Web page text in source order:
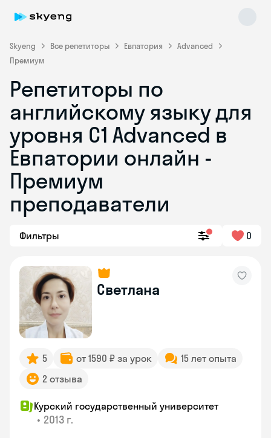
Skyeng Все репетиторы Евпатория
Advanced
Премиум
Репетиторы по
английскому языку для
уровня C1 Advanced в
Евпатории онлайн -
Премиум
преподаватели
Фильтры 0
Светлана
5 от 1590 ₽ за урок
15 лет опыта
2 отзыва
Курский государственный университет
• 2013 г.
Skyeng Chat